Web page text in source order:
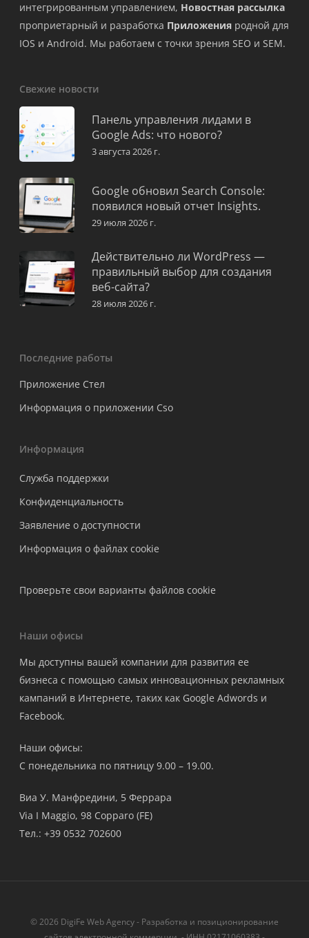
интегрированным управлением, Новостная рассылка
проприетарный и разработка Приложения родной для
IOS и Android. Мы работаем с точки зрения SEO и SEM.
Свежие новости
Панель управления лидами в
Google Ads: что нового?
3 августа 2026 г.
Google обновил Search Console:
появился новый отчет Insights.
29 июля 2026 г.
Действительно ли WordPress —
правильный выбор для создания
веб-сайта?
28 июля 2026 г.
Последние работы
Приложение Стел
Информация о приложении Cso
Информация
Служба поддержки
Конфиденциальность
Заявление о доступности
Информация о файлах cookie
Проверьте свои варианты файлов cookie
Наши офисы
Мы доступны вашей компании для развития ее
бизнеса с помощью самых инновационных рекламных
кампаний в Интернете, таких как Google Adwords и
Facebook.
Наши офисы:
С понедельника по пятницу 9.00 – 19.00.
Виа У. Манфредини, 5 Феррара
Via I Maggio, 98 Copparo (FE)
Тел.: +39 0532 702600
© 2026 DigiFe Web Agency - Разработка и позиционирование